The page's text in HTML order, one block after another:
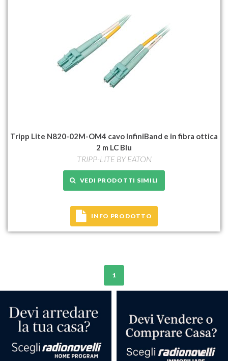
Tripp Lite N820-02M-OM4 cavo InfiniBand e in fibra ottica
2 m LC Blu
TRIPP-LITE BY EATON
VEDI PRODOTTI SIMILI
INFO PRODOTTO
1